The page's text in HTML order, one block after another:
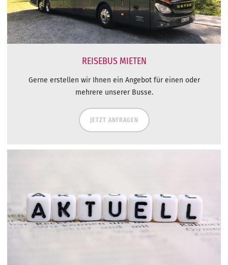
REISEBUS MIETEN
Gerne erstellen wir Ihnen ein Angebot für einen oder
mehrere unserer Busse.
JETZT ANFRAGEN